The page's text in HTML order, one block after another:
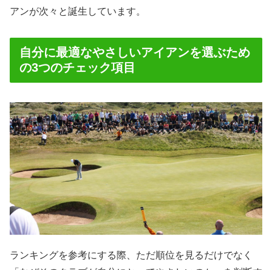
アンが次々と誕生しています。
自分に最適なやさしいアイアンを選ぶため
の3つのチェック項目
ランキングを参考にする際、ただ順位を見るだけでなく